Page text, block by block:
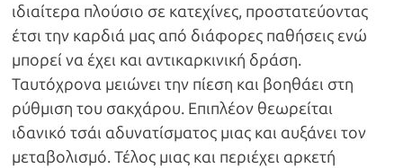
ιδιαίτερα πλούσιο σε κατεχίνες, προστατεύοντας
έτσι την καρδιά μας από διάφορες παθήσεις ενώ
μπορεί να έχει και αντικαρκινική δράση.
Ταυτόχρονα μειώνει την πίεση και βοηθάει στη
ρύθμιση του σακχάρου. Επιπλέον θεωρείται
ιδανικό τσάι αδυνατίσματος μιας και αυξάνει τον
μεταβολισμό. Τέλος μιας και περιέχει αρκετή